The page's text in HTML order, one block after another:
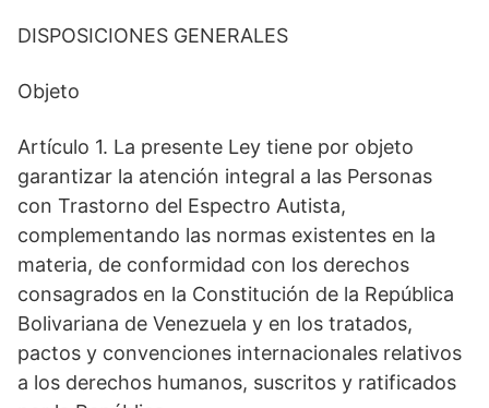
DISPOSICIONES GENERALES
Objeto
Artículo 1. La presente Ley tiene por objeto
garantizar la atención integral a las Personas
con Trastorno del Espectro Autista,
complementando las normas existentes en la
materia, de conformidad con los derechos
consagrados en la Constitución de la República
Bolivariana de Venezuela y en los tratados,
pactos y convenciones internacionales relativos
a los derechos humanos, suscritos y ratificados